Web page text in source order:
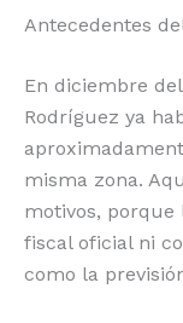
Antecedentes
En diciembre
Rodríguez ya
misma zona.
motivos, porque
fiscal oficial ni
como la